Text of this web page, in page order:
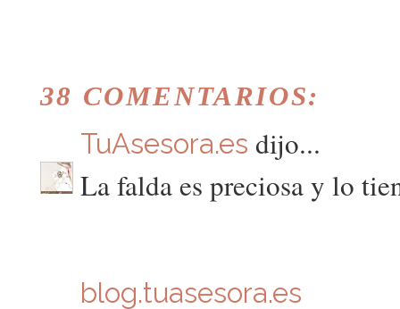
38 COMENTARIOS:
TuAsesora.es dijo...
La falda es preciosa y lo
blog.tuasesora.es